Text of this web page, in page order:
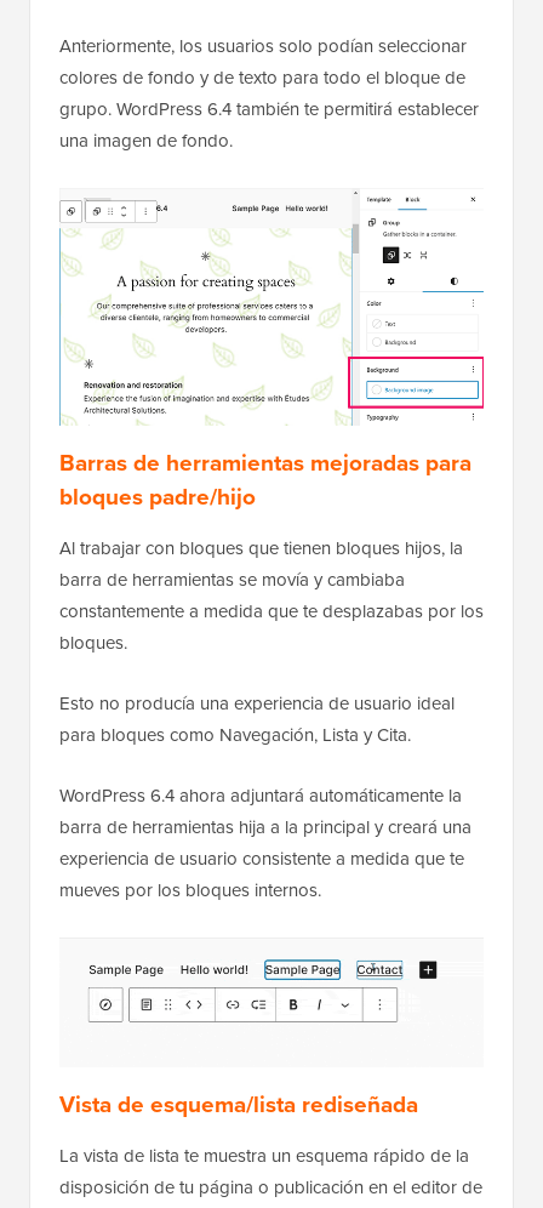
Anteriormente, los usuarios solo podían seleccionar
colores de fondo y de texto para todo el bloque de
grupo. WordPress 6.4 también te permitirá establecer
una imagen de fondo.
Barras de herramientas mejoradas para
bloques padre/hijo
Al trabajar con bloques que tienen bloques hijos, la
barra de herramientas se movía y cambiaba
constantemente a medida que te desplazabas por los
bloques.
Esto no producía una experiencia de usuario ideal
para bloques como Navegación, Lista y Cita.
WordPress 6.4 ahora adjuntará automáticamente la
barra de herramientas hija a la principal y creará una
experiencia de usuario consistente a medida que te
mueves por los bloques internos.
Vista de esquema/lista rediseñada
La vista de lista te muestra un esquema rápido de la
disposición de tu página o publicación en el editor de